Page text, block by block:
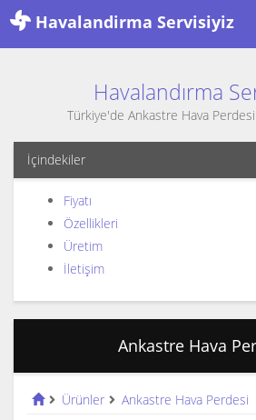
Havalandirma Servisiyiz
Havalandırma
Türkiye'de Ankastre Hava
İçindekiler
Fiyatı
Özellikleri
Üretim
İletişim
Ankastre Hava
Ürünler Ankastre Hava Perdesi